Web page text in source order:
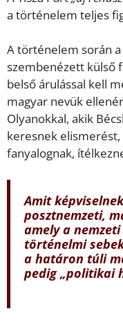
a történelem teljes
A történelem során
szembenézett külső
belső árulással kell
magyar nevük
Olyanokkal, akik
keresnek
fanyalognak,
Amit
posztnemzeti,
amely a
történelmi
a határon túli
pedig „politikai